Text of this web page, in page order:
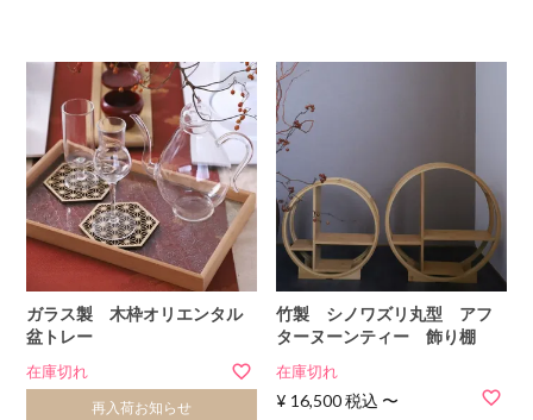
ガラス製 木枠オリエンタル
盆トレー
在庫切れ
再入荷お知らせ
竹製 シノワズリ丸型 アフ
ターヌーンティー 飾り棚
在庫切れ
¥ 16,500税込 〜